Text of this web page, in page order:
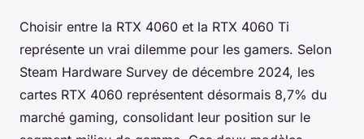
Choisir entre la RTX 4060 et la RTX 4060 Ti
représente un vrai dilemme pour les gamers. Selon
Steam Hardware Survey de décembre 2024, les
cartes RTX 4060 représentent désormais 8,7% du
marché gaming, consolidant leur position sur le